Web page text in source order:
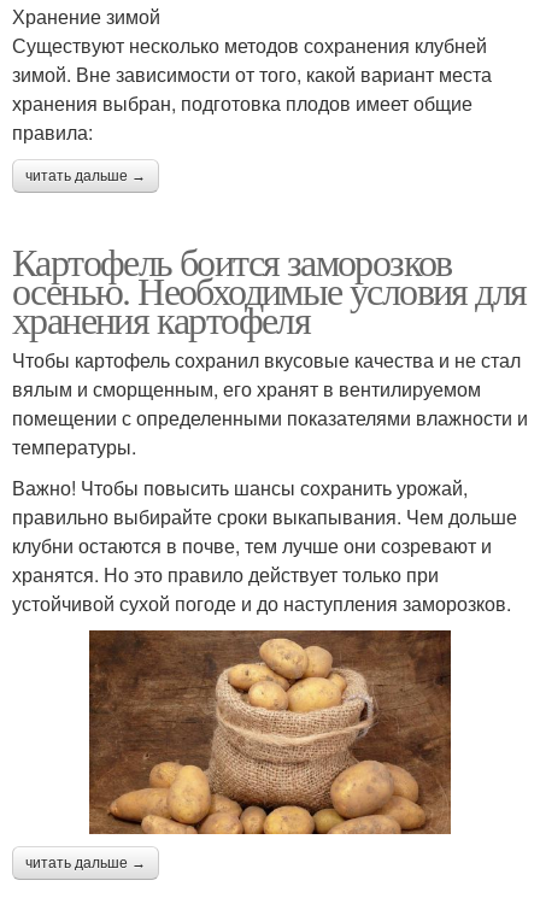
Хранение зимой
Существуют несколько методов сохранения клубней
зимой. Вне зависимости от того, какой вариант места
хранения выбран, подготовка плодов имеет общие
правила:
читать дальше →
Картофель боится заморозков
осенью. Необходимые условия для
хранения картофеля
Чтобы картофель сохранил вкусовые качества и не стал
вялым и сморщенным, его хранят в вентилируемом
помещении с определенными показателями влажности и
температуры.
Важно! Чтобы повысить шансы сохранить урожай,
правильно выбирайте сроки выкапывания. Чем дольше
клубни остаются в почве, тем лучше они созревают и
хранятся. Но это правило действует только при
устойчивой сухой погоде и до наступления заморозков.
читать дальше →